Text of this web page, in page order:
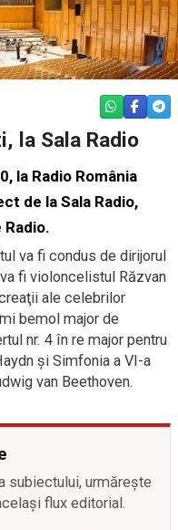
WHATSAPP
la Sala Radio
la Radio România
de la Sala Radio,
va fi condus de dirijorul
fi violoncelistul Răzvan
ale celebrilor
bemol major de
nr. 4 în re major pentru
şi Simfonia a VI-a
van Beethoven.
subiectului, urmărește
flux editorial.